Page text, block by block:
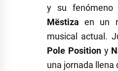
y su fenómeno
Mëstiza en un
musical actual.
Pole Positiony
una jornada llena